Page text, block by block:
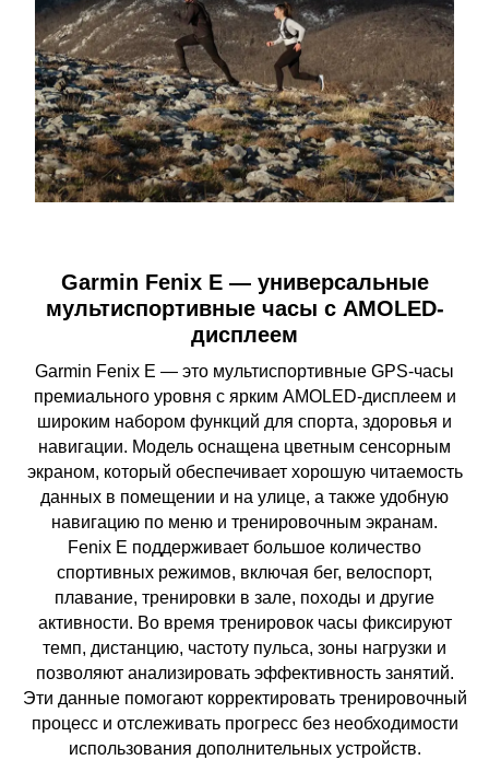
Garmin Fenix E — универсальные
мультиспортивные часы с AMOLED-
дисплеем
Garmin Fenix E — это мультиспортивные GPS-часы
премиального уровня с ярким AMOLED-дисплеем и
широким набором функций для спорта, здоровья и
навигации. Модель оснащена цветным сенсорным
экраном, который обеспечивает хорошую читаемость
данных в помещении и на улице, а также удобную
навигацию по меню и тренировочным экранам.
Fenix E поддерживает большое количество
спортивных режимов, включая бег, велоспорт,
плавание, тренировки в зале, походы и другие
активности. Во время тренировок часы фиксируют
темп, дистанцию, частоту пульса, зоны нагрузки и
позволяют анализировать эффективность занятий.
Эти данные помогают корректировать тренировочный
процесс и отслеживать прогресс без необходимости
использования дополнительных устройств.